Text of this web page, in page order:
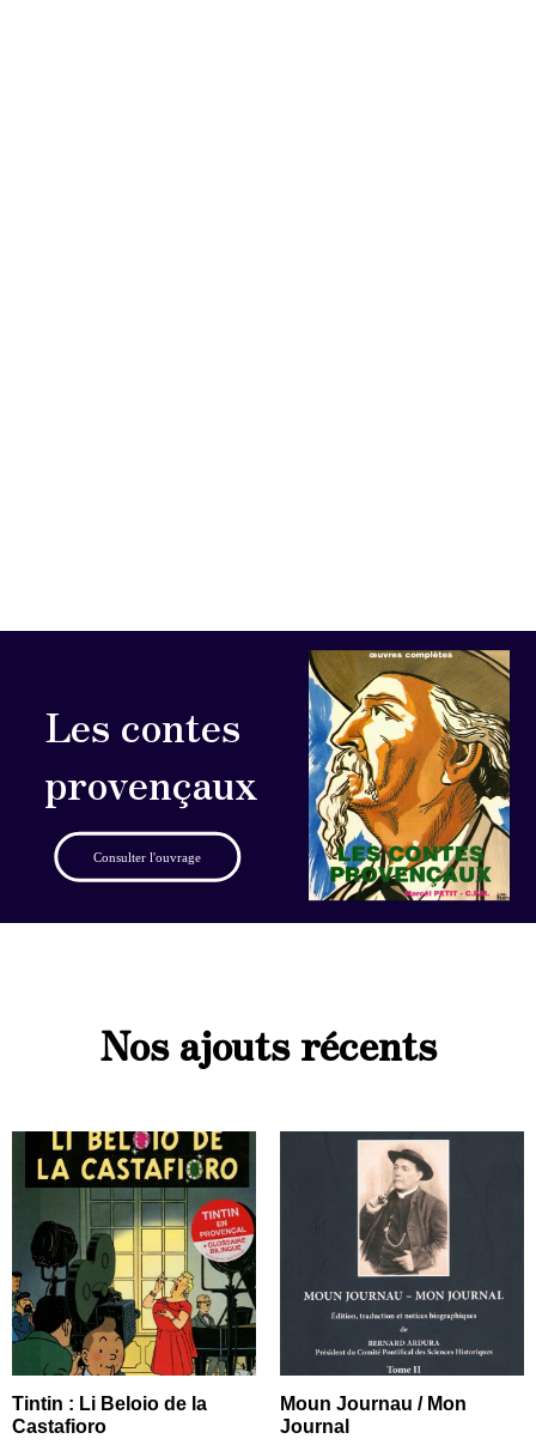
Les contes
provençaux
Consulter l'ouvrage
Nos ajouts récents
Tintin : Li Beloio de la
Castafioro
Moun Journau / Mon
Journal